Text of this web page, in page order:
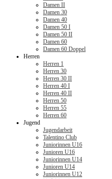
Damen II
Damen 30
Damen 40
Damen 50 I
Damen 50 II
Damen 60
Damen 60 Doppel
Herren
Herren 1
Herren 30
Herren 30 II
Herren 40 I
Herren 40 II
Herren 50
Herren 55
Herren 60
Jugend
Jugendarbeit
Talentino Club
Juniorinnen U16
Junioren U16
Juniorinnen U14
Junioren U14
Juniorinnen U12